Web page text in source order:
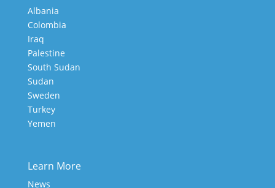
Albania
Colombia
Iraq
Palestine
South Sudan
Sudan
Sweden
Turkey
Yemen
Learn More
News